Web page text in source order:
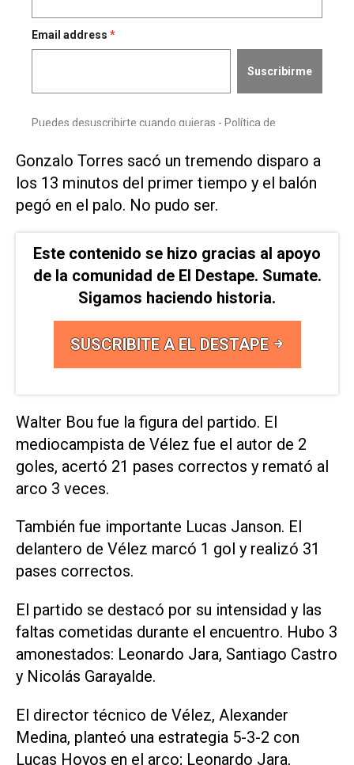
Gonzalo Torres sacó un tremendo disparo a
los 13 minutos del primer tiempo y el balón
pegó en el palo. No pudo ser.
Este contenido se hizo gracias al apoyo
de la comunidad de El Destape. Sumate.
Sigamos haciendo historia.
SUSCRIBITE A EL DESTAPE
Walter Bou fue la figura del partido. El
mediocampista de Vélez fue el autor de 2
goles, acertó 21 pases correctos y remató al
arco 3 veces.
También fue importante Lucas Janson. El
delantero de Vélez marcó 1 gol y realizó 31
pases correctos.
El partido se destacó por su intensidad y las
faltas cometidas durante el encuentro. Hubo 3
amonestados: Leonardo Jara, Santiago Castro
y Nicolás Garayalde.
El director técnico de Vélez, Alexander
Medina, planteó una estrategia 5-3-2 con
Lucas Hoyos en el arco; Leonardo Jara,